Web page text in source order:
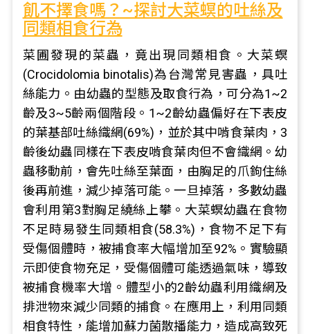
飢不擇食嗎？~探討大菜螟的吐絲及
同類相食行為
菜圃發現的菜蟲，竟出現同類相食。大菜螟
(Crocidolomia binotalis)為台灣常見害蟲，具吐
絲能力。由幼蟲的型態及取食行為，可分為1~2
齡及3~5齡兩個階段。1~2齡幼蟲偏好在下表皮
的葉基部吐絲織網(69%)，並於其中啃食葉肉，3
齡後幼蟲同樣在下表皮啃食葉肉但不會織網。幼
蟲移動前，會先吐絲至葉面，由胸足的爪鉤住絲
後再前進，減少掉落可能。一旦掉落，多數幼蟲
會利用第3對胸足繞絲上攀。大菜螟幼蟲在食物
不足時易發生同類相食(58.3%)，食物不足下有
受傷個體時，被捕食率大幅增加至92%。實驗顯
示即使食物充足，受傷個體可能透過氣味，導致
被捕食機率大增。體型小的2齡幼蟲利用織網及
排泄物來減少同類的捕食。在應用上，利用同類
相食特性，能增加蘇力菌散播能力，造成高致死